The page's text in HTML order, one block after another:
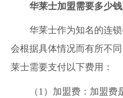
华莱士加盟需要多少钱
华莱士作为知名的连锁
会根据具体情况而有所不
莱士需要支付以下费用：
（1）加盟费：加盟费